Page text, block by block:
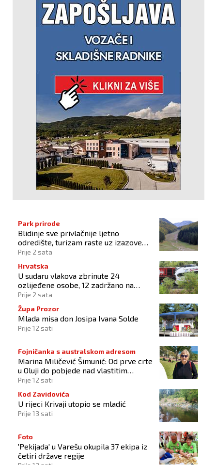
Park prirode
Blidinje sve privlačnije ljetno
odredište, turizam raste uz izazove
očuvanja prirode
Prije 2 sata
Hrvatska
U sudaru vlakova zbrinute 24
ozlijeđene osobe, 12 zadržano na
liječenju
Prije 2 sata
Župa Prozor
Mlada misa don Josipa Ivana Solde
Prije 12 sati
Fojničanka s australskom adresom
Marina Miličević Šimunić: Od prve crte
u Oluji do pobjede nad vlastitim
„olujama“
Prije 12 sati
Kod Zavidovića
U rijeci Krivaji utopio se mladić
Prije 13 sati
Foto
'Pekijada' u Varešu okupila 37 ekipa iz
četiri države regije